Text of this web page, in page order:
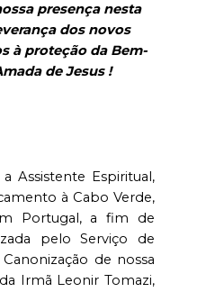
presença nesta
dos novos
à proteção da Bem-
de Jesus !
Assistente Espiritual,
à Cabo Verde,
Portugal, a fim de
pelo Serviço de
de nossa
Irmã Leonir Tomazi,